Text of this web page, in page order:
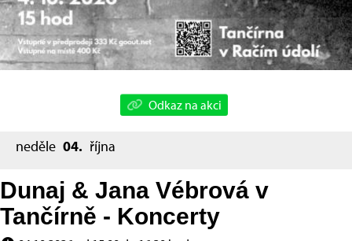
Odkaz na akci
neděle 04. října
Dunaj & Jana Vébrová v
Tančírně - Koncerty